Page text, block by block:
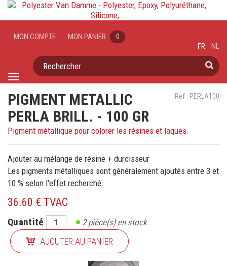
Toggle
MON COMPTE MON PANIER 0
Rechercher
FR NL
Ref : PERLA100
PIGMENT METALLIC
PERLA BRILL. - 100 GR
Pigment métallique pour colorer les résines et laques.
Ajouter au mélange de résine + durcisseur
Les pigments métalliques sont généralement ajoutés entre 3 et
10 % selon l'effet recherché.
36.60 € TVAC
Quantité 2pièce(s) en stock
AJOUTER AU PANIER